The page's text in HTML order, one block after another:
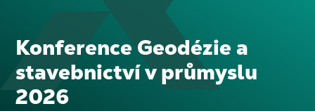
Konference Geodézie a
stavebnictví v průmyslu
2026